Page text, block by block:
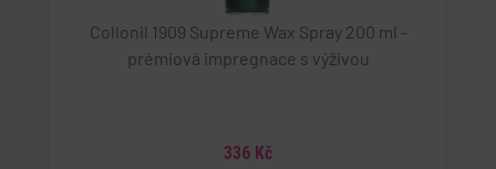
Collonil 1909 Supreme Wax Spray 200 ml -
prémiová impregnace s výživou
336 Kč